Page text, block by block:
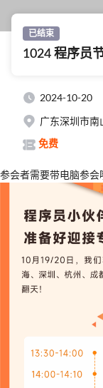
1024 程序员
已结束
2024-10-20
广东深圳市
免费
参会者需要带电脑参